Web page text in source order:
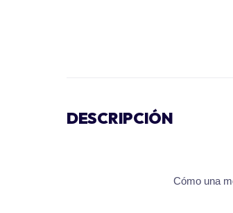
DESCRIPCIÓN
Cómo una